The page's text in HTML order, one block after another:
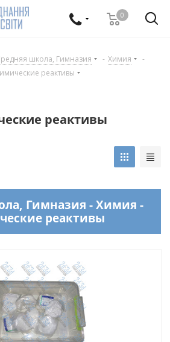
0
школа, Гимназия - Химия
-
реактивы
реактивы
Гимназия - Химия -
реактивы